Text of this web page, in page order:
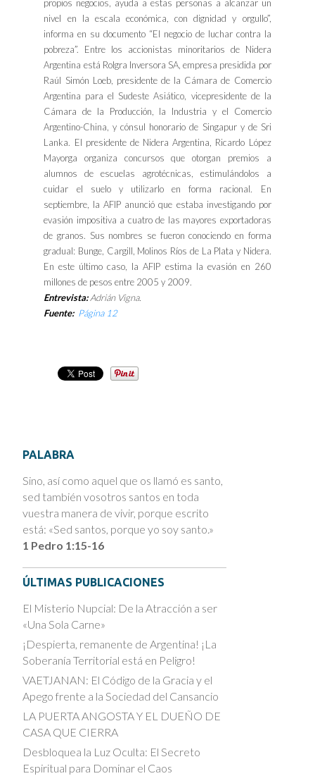
propios negocios, ayuda a estas personas a alcanzar un
nivel en la escala económica, con dignidad y orgullo”,
informa en su documento “El negocio de luchar contra la
pobreza”. Entre los accionistas minoritarios de Nidera
Argentina está Rolgra Inversora SA, empresa presidida por
Raúl Simón Loeb, presidente de la Cámara de Comercio
Argentina para el Sudeste Asiático, vicepresidente de la
Cámara de la Producción, la Industria y el Comercio
Argentino-China, y cónsul honorario de Singapur y de Sri
Lanka. El presidente de Nidera Argentina, Ricardo López
Mayorga organiza concursos que otorgan premios a
alumnos de escuelas agrotécnicas, estimulándolos a
cuidar el suelo y utilizarlo en forma racional. En
septiembre, la AFIP anunció que estaba investigando por
evasión impositiva a cuatro de las mayores exportadoras
de granos. Sus nombres se fueron conociendo en forma
gradual: Bunge, Cargill, Molinos Ríos de La Plata y Nidera.
En este último caso, la AFIP estima la evasión en 260
millones de pesos entre 2005 y 2009.
Entrevista:Adrián Vigna.
Fuente: Página 12
PALABRA
Sino, así como aquel que os llamó es santo,
sed también vosotros santos en toda
vuestra manera de vivir, porque escrito
está: «Sed santos, porque yo soy santo.»
1 Pedro 1:15-16
ÚLTIMAS PUBLICACIONES
El Misterio Nupcial: De la Atracción a ser
«Una Sola Carne»
¡Despierta, remanente de Argentina! ¡La
Soberanía Territorial está en Peligro!
VAETJANAN: El Código de la Gracia y el
Apego frente a la Sociedad del Cansancio
LA PUERTA ANGOSTA Y EL DUEÑO DE
CASA QUE CIERRA
Desbloquea la Luz Oculta: El Secreto
Espiritual para Dominar el Caos